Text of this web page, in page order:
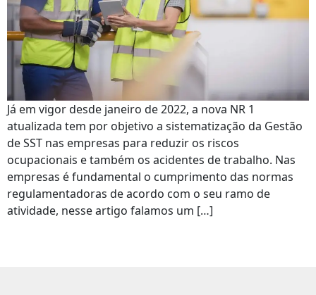
Já em vigor desde janeiro de 2022, a nova NR 1
atualizada tem por objetivo a sistematização da Gestão
de SST nas empresas para reduzir os riscos
ocupacionais e também os acidentes de trabalho. Nas
empresas é fundamental o cumprimento das normas
regulamentadoras de acordo com o seu ramo de
atividade, nesse artigo falamos um […]